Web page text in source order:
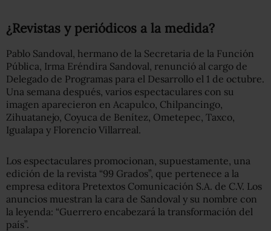
¿Revistas y periódicos a la medida?
Pablo Sandoval, hermano de la Secretaria de la Función
Pública, Irma Eréndira Sandoval, renunció al cargo de
Delegado de Programas para el Desarrollo el 1 de octubre.
Una semana después, varios espectaculares con su
imagen aparecieron en Acapulco, Chilpancingo,
Zihuatanejo, Coyuca de Benítez, Ometepec, Taxco,
Igualapa y Florencio Villarreal.
Los espectaculares promocionan, supuestamente, una
edición de la revista “99 Grados”, que pertenece a la
empresa editora Pretextos Comunicación S.A. de C.V. Los
anuncios muestran la cara de Sandoval y su nombre con
la leyenda: “Guerrero encabezará la transformación del
país”.